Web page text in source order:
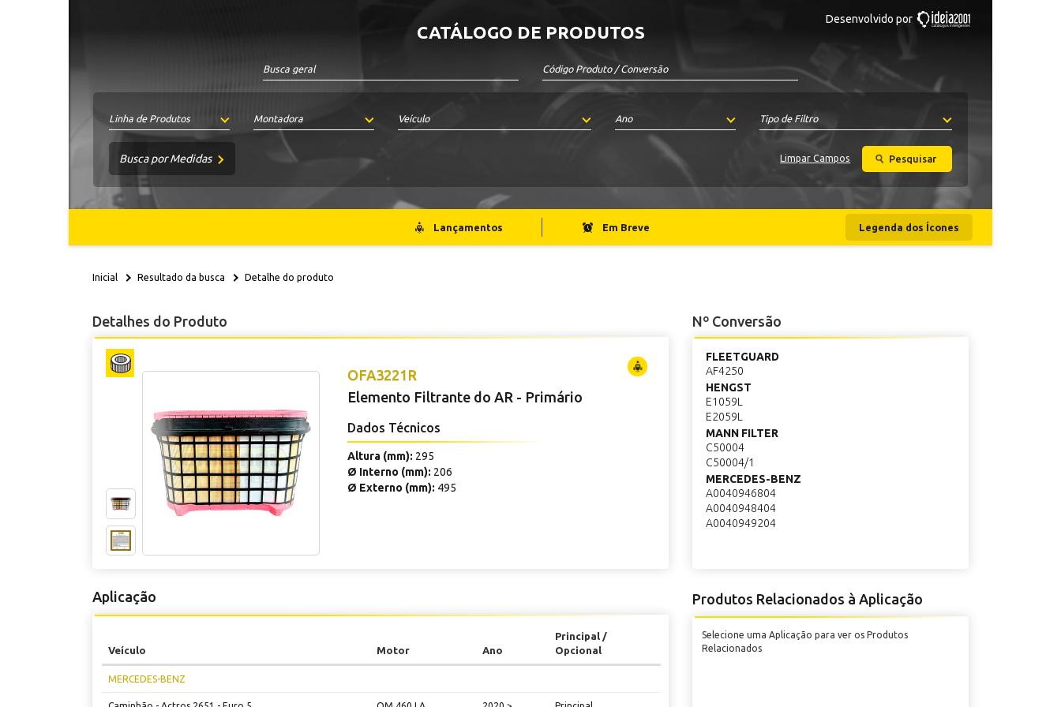
CATÁLOGO DE PRODUTOS
Desenvolvido por
Linha de Produtos Montadora Veículo Ano Tipo de Filtro
Busca por Medidas Rosca Limpar Campos Pesquisar
Lançamentos Em Breve Legenda dos Ícones
Inicial Resultado da busca Detalhe do produto
Detalhes do Produto
OFA3221R
Elemento Filtrante do AR - Primário
Dados Técnicos
Altura (mm): 295
Ø Interno (mm): 206
Ø Externo (mm): 495
Nº Conversão
FLEETGUARD
AF4250
HENGST
E1059L
E2059L
MANN FILTER
C50004
C50004/1
MERCEDES-BENZ
A0040946804
A0040948404
A0040949204
Aplicação
Veículo Motor Ano
Principal /
Opcional
MERCEDES-BENZ
Produtos Relacionados à Aplicação
Selecione uma Aplicação para ver os Produtos
Relacionados